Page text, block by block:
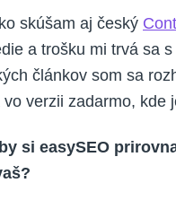
skúšam aj český
a trošku mi trvá sa
článkov som sa
vo verzii zadarmo, kde
si easySEO